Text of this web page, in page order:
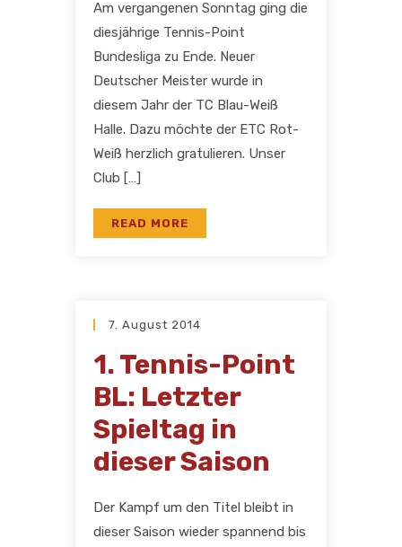
Am vergangenen Sonntag ging die
diesjährige Tennis-Point
Bundesliga zu Ende. Neuer
Deutscher Meister wurde in
diesem Jahr der TC Blau-Weiß
Halle. Dazu möchte der ETC Rot-
Weiß herzlich gratulieren. Unser
Club […]
READ MORE
7. August 2014
1. Tennis-Point
BL: Letzter
Spieltag in
dieser Saison
Der Kampf um den Titel bleibt in
dieser Saison wieder spannend bis